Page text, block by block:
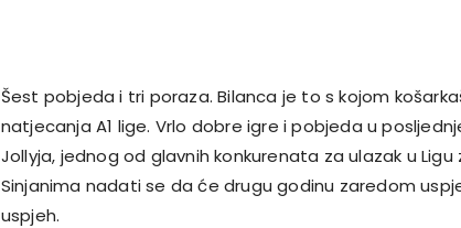
Šest pobjeda i tri poraza. Bilanca je to s kojom
natjecanja A1 lige. Vrlo dobre igre i pobjeda u
Jollyja, jednog od glavnih konkurenata za ulazak u
Sinjanima nadati se da će drugu godinu zaredom
uspjeh.